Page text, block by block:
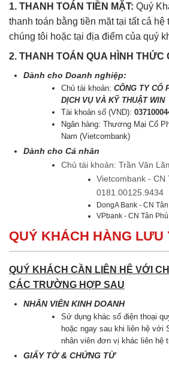
1. THANH TOÁN TIỀN MẶT: Quý
thanh toán bằng tiền mặt tại tất cả hệ
chúng tôi hoặc tại địa điểm của quý
2. THANH TOÁN QUA HÌNH THỨC
Dành cho Doanh nghiệp:
Chủ tài khoản:CÔNG TY CỔ
DỊCH VỤ VÀ KỸ THUẬT WIN
Tài khoản số (VND):
Ngân hàng: Thương Mại Cổ
Nam (Vietcombank)
Dành cho Cá nhân
Chủ tài khoản: Trần Văn
Vietcombank - CN
0181.00125.9434
DongA Bank - CN
VPbank - CN Tân
QUÝ KHÁCH HÀNG LƯU
QUÝ KHÁCH CẦN LIÊN HỆ VỚI
CÁC TRƯỜNG HỢP SAU
NHÂN VIÊN KINH DOANH
Sử dụng khác số điện thoại
hoặc ngay sau khi liên hệ với
nhân viên đơn vị khác liên hệ
GIẤY TỜ & CHỨNG TỪ